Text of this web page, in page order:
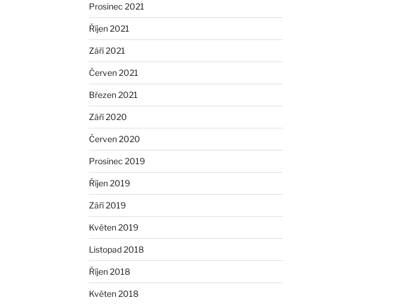
Prosinec 2021
Říjen 2021
Září 2021
Červen 2021
Březen 2021
Září 2020
Červen 2020
Prosinec 2019
Říjen 2019
Září 2019
Květen 2019
Listopad 2018
Říjen 2018
Květen 2018